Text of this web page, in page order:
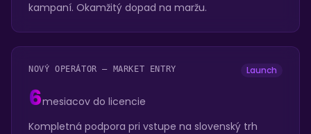
kampaní. Okamžitý dopad na maržu.
NOVÝ OPERÁTOR – MARKET ENTRY Launch
6mesiacov do licencie
Kompletná podpora pri vstupe na slovenský trh